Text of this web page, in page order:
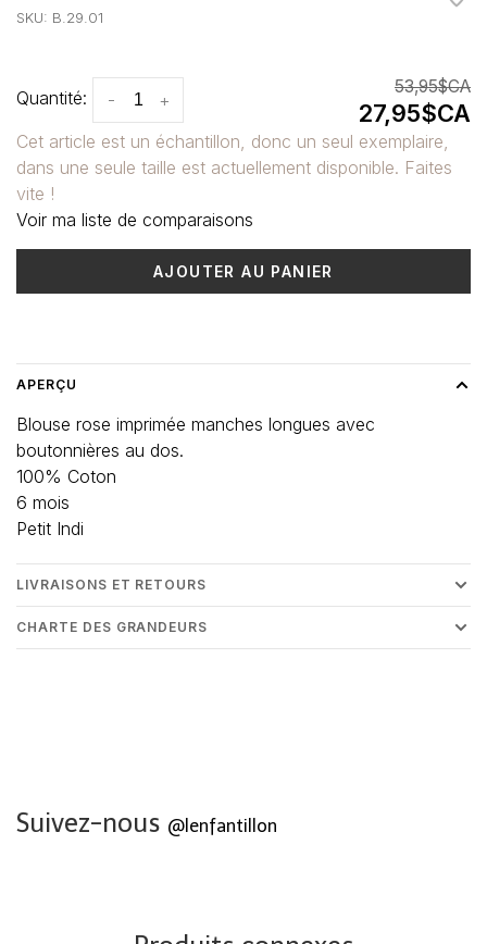
SKU: B.29.01
Quantité: +
-
53,95$CA
27,95$CA
Cet article est un échantillon, donc un seul exemplaire,
dans une seule taille est actuellement disponible. Faites
vite !
Voir ma liste de comparaisons
AJOUTER AU PANIER
APERÇU
Blouse rose imprimée manches longues avec
boutonnières au dos.
100% Coton
6 mois
Petit Indi
LIVRAISONS ET RETOURS
CHARTE DES GRANDEURS
Suivez-nous @lenfantillon